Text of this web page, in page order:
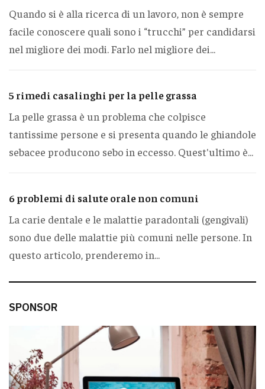
Quando si è alla ricerca di un lavoro, non è sempre
facile conoscere quali sono i “trucchi” per candidarsi
nel migliore dei modi. Farlo nel migliore dei...
5 rimedi casalinghi per la pelle grassa
La pelle grassa è un problema che colpisce
tantissime persone e si presenta quando le ghiandole
sebacee producono sebo in eccesso. Quest'ultimo è...
6 problemi di salute orale non comuni
La carie dentale e le malattie paradontali (gengivali)
sono due delle malattie più comuni nelle persone. In
questo articolo, prenderemo in...
SPONSOR